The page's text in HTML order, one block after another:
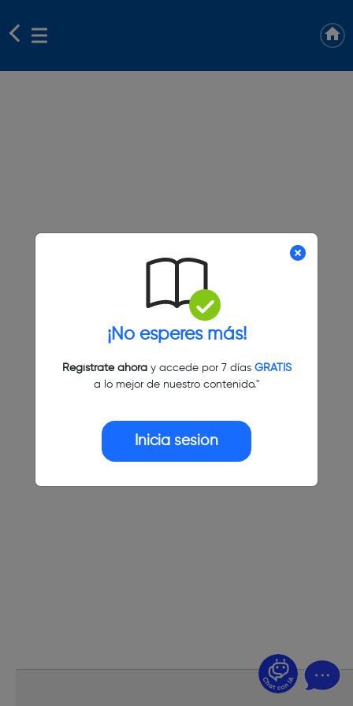
¡No esperes más!
Regístrate ahoray accede por 7 días GRATIS
a lo mejor de nuestro contenido."
Inicia sesión